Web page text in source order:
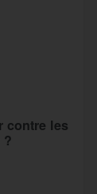
contre les
?